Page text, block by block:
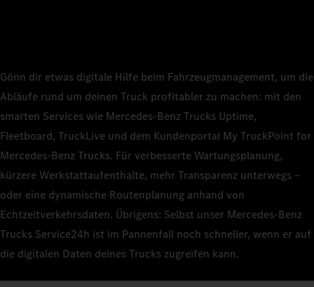
Gönn dir etwas digitale Hilfe beim Fahrzeugmanagement, um die
Abläufe rund um deinen Truck profitabler zu machen: mit den
smarten Services wie Mercedes‑Benz Trucks Uptime,
Fleetboard, TruckLive und dem Kundenportal My TruckPoint for
Mercedes‑Benz Trucks. Für verbesserte Wartungsplanung,
kürzere Werkstattaufenthalte, mehr Transparenz unterwegs –
oder eine dynamische Routenplanung anhand von
Echtzeitverkehrsdaten. Übrigens: Selbst unser Mercedes‑Benz
Trucks Service24h ist im Pannenfall noch schneller, wenn er auf
die digitalen Daten deines Trucks zugreifen kann.